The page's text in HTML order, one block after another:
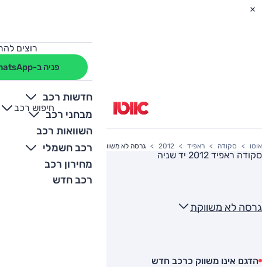
רוצים
פניה ב-WhatsApp
חדשות רכב
מבחני רכב
השוואות רכב
רכב חשמלי
מחירון רכב
רכב חדש
חיפוש רכב
+
-
אוטו סקודה ראפיד 2012 גרסה לא משווקת
סקודה ראפיד 2012 יד שניה
גרסה לא משווקת
הדגם אינו משווק כרכב חדש